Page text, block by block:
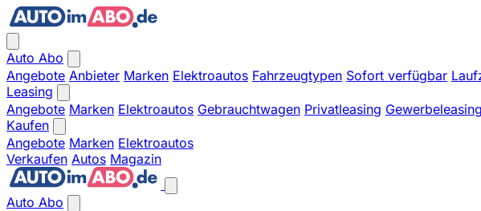
Auto Abo
Angebote Anbieter Marken Elektroautos Fahrzeugtypen Sofort verfügbar
Leasing
Angebote Marken Elektroautos Gebrauchtwagen Privatleasing Gewerbeleasing
Kaufen
Angebote Marken Elektroautos
Verkaufen Autos Magazin
Auto Abo